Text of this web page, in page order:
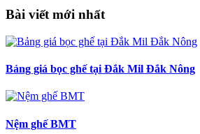
Bài viết mới nhất
Bảng giá bọc ghế tại Đắk Mil Đắk Nông
Nệm ghế BMT